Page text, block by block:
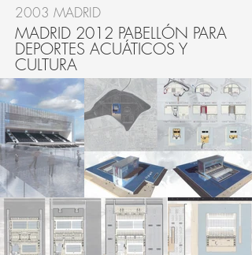
2003 MADRID
MADRID 2012 PABELLÓN PARA
DEPORTES ACUÁTICOS Y
CULTURA